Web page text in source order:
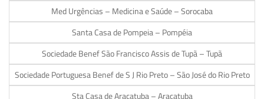
Med Urgências – Medicina e Saúde – Sorocaba
Santa Casa de Pompeia – Pompéia
Sociedade Benef São Francisco Assis de Tupã – Tupã
Sociedade Portuguesa Benef de S J Rio Preto – São José do Rio Preto
Sta Casa de Araçatuba – Araçatuba